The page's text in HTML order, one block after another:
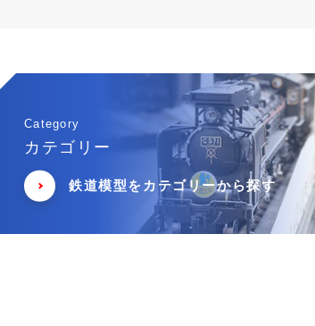
Category
カテゴリー
鉄道模型をカテゴリーから探す